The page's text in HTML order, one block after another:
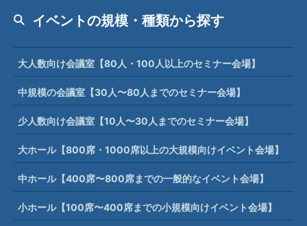
イベントの規模・種類から探す
大人数向け会議室【80人・100人以上のセミナー会場】
中規模の会議室【30人〜80人までのセミナー会場】
少人数向け会議室【10人〜30人までのセミナー会場】
大ホール【800席・1000席以上の大規模向けイベント会場】
中ホール【400席〜800席までの一般的なイベント会場】
小ホール【100席〜400席までの小規模向けイベント会場】